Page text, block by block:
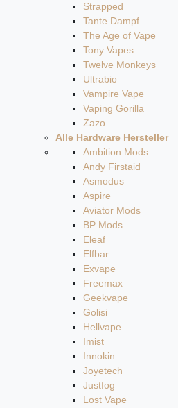
Strapped
Tante Dampf
The Age of Vape
Tony Vapes
Twelve Monkeys
Ultrabio
Vampire Vape
Vaping Gorilla
Zazo
Alle Hardware Hersteller
Ambition Mods
Andy Firstaid
Asmodus
Aspire
Aviator Mods
BP Mods
Eleaf
Elfbar
Exvape
Freemax
Geekvape
Golisi
Hellvape
Imist
Innokin
Joyetech
Justfog
Lost Vape